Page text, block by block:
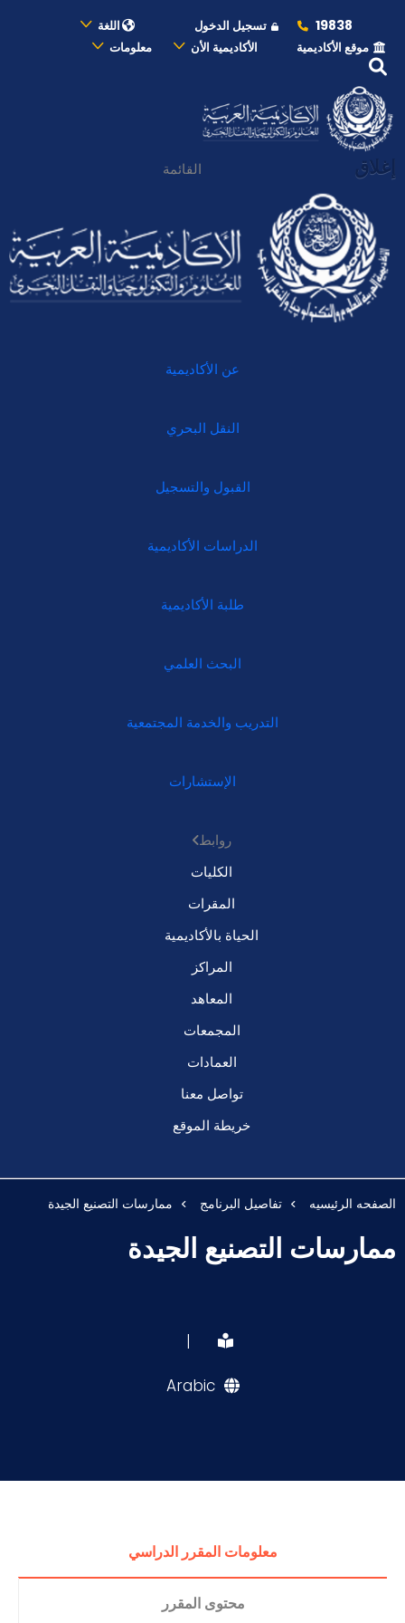
19838 تسجيل الدخول
اللغة
موقع الأكاديمية
الأكاديمية الأن معلومات
إغلاق القائمة
عن الأكاديمية
النقل البحري
القبول والتسجيل
الدراسات الأكاديمية
طلبة الأكاديمية
البحث العلمي
التدريب والخدمة المجتمعية
الإستشارات
روابط
الكليات
المقرات
الحياة بالأكاديمية
المراكز
المعاهد
المجمعات
العمادات
تواصل معنا
خريطة الموقع
الصفحه الرئيسيه تفاصيل البرنامج ممارسات التصنيع الجيدة
ممارسات التصنيع الجيدة
|
Arabic
معلومات المقرر الدراسي
محتوى المقرر